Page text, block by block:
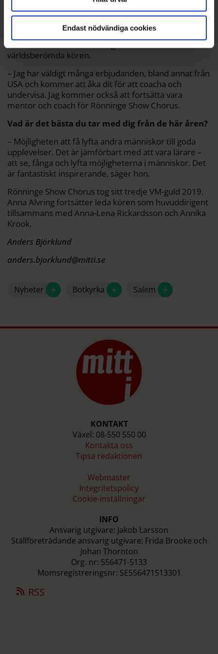
Endast nödvändiga cookies
Undervisar i USA
Sysslolös kommer Rönningebon inte att vara trots att
världsberömda kören.
– Jag har väldigt många erbjudanden, bland annat från
USA och kommer att åka dit för att coacha och
undervisa. Jag kommer också att fortsätta vara
mentor och coach för Rönninge Show Chorus.
Vad är det bästa du tar med dig från de här åren?
– Möjligheten att få lyfta andra människor till goda
upplevelser. Det är jämförbart med att vara lärare –
att se, fånga och lyfta möjligheterna i människor. Det
är fantastiskt inspirerande, säger hon.
Rönninge Show Chorus tog sitt tredje VM-guld 2019.
Anna Alvring fortsätter leda kören som huvuddirigent
tillsammans med Anna-Lena Rickardsson och Annika
Krook.
Anders Björklund
anders.bjorklund@mitti.se
Nyheter + Botkyrka + Salem +
KONTAKT
Växel: 08-550 550 00
Kontakta oss
Tipsa redaktionen
Webmaster
Integritetspolicy
Cookie-inställningar
INFO
Ansvarig utgivare: Jakob Larsson
Ställföreträdande ansvarig utgivare: Frida Brooke och
Johan Thornton
Org. nr: 556471-5133
Momsregistreringsnr: SE556471513301
RSS